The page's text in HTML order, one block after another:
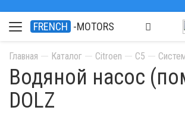
FRENCH -MOTORS
Главная Каталог Citroen C5
Водяной насос
DOLZ